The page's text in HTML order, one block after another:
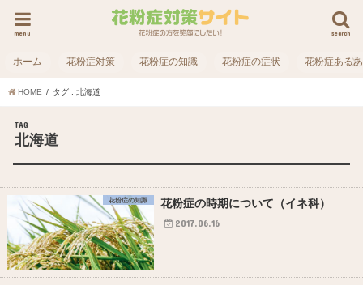
search
menu
ホーム 花粉症対策 花粉症の知識 花粉症の症状 花粉症ある
HOME タグ : 北海道
TAG
北海道
花粉症の知識 花粉症の時期について（イネ科）
2017.06.16